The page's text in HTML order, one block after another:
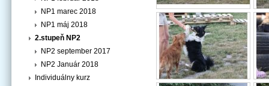
NP1 marec 2018
NP1 máj 2018
2.stupeň NP2
NP2 september 2017
NP2 Január 2018
Individuálny kurz